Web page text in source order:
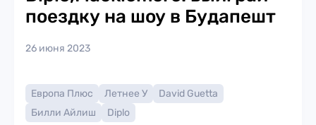
поездку на шоу в Будапешт
26 июня 2023
Европа Плюс Летнее У
David Guetta
Билли Айлиш
Diplo